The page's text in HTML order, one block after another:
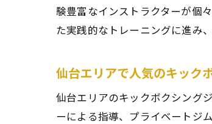
験豊富なインストラクターが個
た実践的なトレーニングに進み
仙台エリアで人気のキック
仙台エリアのキックボクシング
ーによる指導、プライベートジ